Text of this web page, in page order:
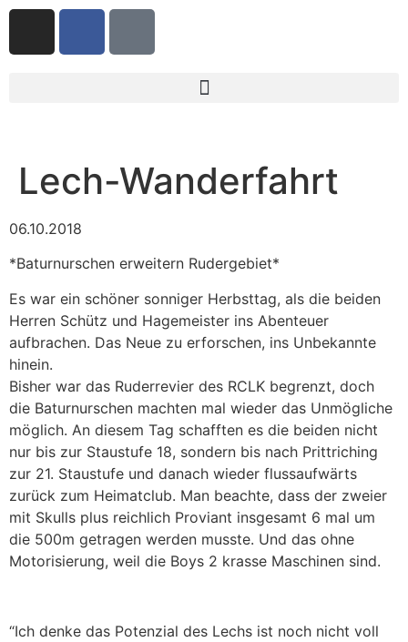
Lech-Wanderfahrt
06.10.2018
*Baturnurschen erweitern Rudergebiet*
Es war ein schöner sonniger Herbsttag, als die beiden
Herren Schütz und Hagemeister ins Abenteuer
aufbrachen. Das Neue zu erforschen, ins Unbekannte
hinein.
Bisher war das Ruderrevier des RCLK begrenzt, doch
die Baturnurschen machten mal wieder das Unmögliche
möglich. An diesem Tag schafften es die beiden nicht
nur bis zur Staustufe 18, sondern bis nach Prittriching
zur 21. Staustufe und danach wieder flussaufwärts
zurück zum Heimatclub. Man beachte, dass der zweier
mit Skulls plus reichlich Proviant insgesamt 6 mal um
die 500m getragen werden musste. Und das ohne
Motorisierung, weil die Boys 2 krasse Maschinen sind.
“Ich denke das Potenzial des Lechs ist noch nicht voll